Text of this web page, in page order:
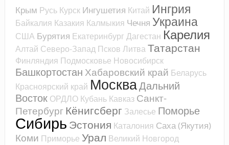
Крым Русь Курск Ингушетия Китай Ингрия
Байкалия Казакия Калмыкия Чечня Украина
США Бурятия Екатеринбург Дагестан Карелия
Алтай Северо-Запад Псков ЛитваТатарстан
Финляндия Подмосковье Новосибирск
Башкортостан Хабаровский край Беларусь
Красноярский край МоскваДальний
Восток ОРДЛО Кубань Кавказ Санкт-
Петербург Кёнигсберг Залесье Поморье
Сибирь Эстония Каталония Саха (Якутия)
Коми Приморье Урал Великий Новгород